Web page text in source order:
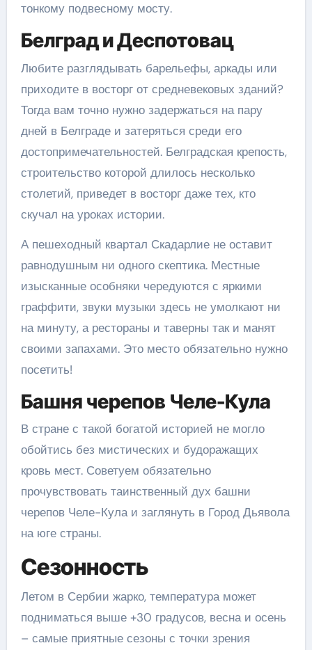
тонкому подвесному мосту.
Белград и Деспотовац
Любите разглядывать барельефы, аркады или
приходите в восторг от средневековых зданий?
Тогда вам точно нужно задержаться на пару
дней в Белграде и затеряться среди его
достопримечательностей. Белградская крепость,
строительство которой длилось несколько
столетий, приведет в восторг даже тех, кто
скучал на уроках истории.
А пешеходный квартал Скадарлие не оставит
равнодушным ни одного скептика. Местные
изысканные особняки чередуются с яркими
граффити, звуки музыки здесь не умолкают ни
на минуту, а рестораны и таверны так и манят
своими запахами. Это место обязательно нужно
посетить!
Башня черепов Челе-Кула
В стране с такой богатой историей не могло
обойтись без мистических и будоражащих
кровь мест. Советуем обязательно
прочувствовать таинственный дух башни
черепов Челе-Кула и заглянуть в Город Дьявола
на юге страны.
Сезонность
Летом в Сербии жарко, температура может
подниматься выше +30 градусов, весна и осень
– самые приятные сезоны с точки зрения